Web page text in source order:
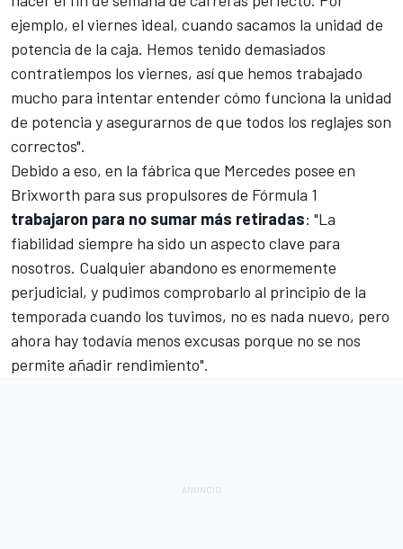
ejemplo, el viernes ideal, cuando sacamos la unidad de
potencia de la caja. Hemos tenido demasiados
contratiempos los viernes, así que hemos trabajado
mucho para intentar entender cómo funciona la unidad
de potencia y asegurarnos de que todos los reglajes son
correctos".
Debido a eso, en la fábrica que Mercedes posee en
Brixworth para sus propulsores de Fórmula 1
trabajaron para no sumar más retiradas: "La
fiabilidad siempre ha sido un aspecto clave para
nosotros. Cualquier abandono es enormemente
perjudicial, y pudimos comprobarlo al principio de la
temporada cuando los tuvimos, no es nada nuevo, pero
ahora hay todavía menos excusas porque no se nos
permite añadir rendimiento".